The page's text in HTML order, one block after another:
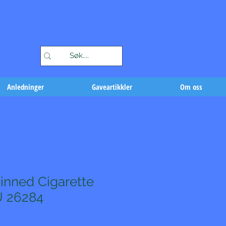
Anledninger Gaveartikkler Om oss
Cigarette
26284